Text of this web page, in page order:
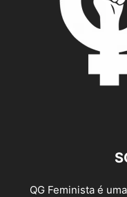
QG Feminista é